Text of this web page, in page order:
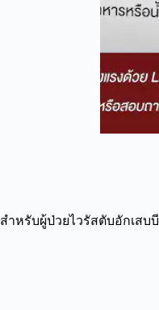
สำหรับผู้ป่วยไวรัสตับอักเสบบี